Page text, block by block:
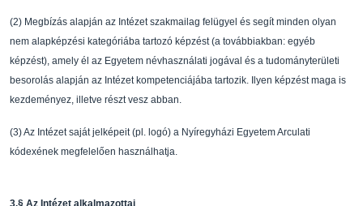
(2) Megbízás alapján az Intézet szakmailag felügyel és segít minden olyan
nem alapképzési kategóriába tartozó képzést (a továbbiakban: egyéb
képzést), amely él az Egyetem névhasználati jogával és a tudományterületi
besorol ás alapján az Intézet kompetenciájába tartozik. Ilyen képzést maga is
kezdeményez, illetve részt vesz abban.
(3)Az Intézet saját jelképeit (pl. logó) a Nyíregyházi Egyetem Arculati
kódexének megfelel ően használhatja.
3.§ Az Intézet alkalmazottai